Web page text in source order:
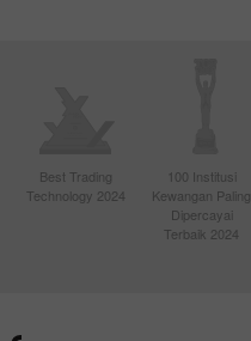
Best Trading
Technology 2024
100 Institusi
Kewangan Paling
Dipercayai
Terbaik 2024